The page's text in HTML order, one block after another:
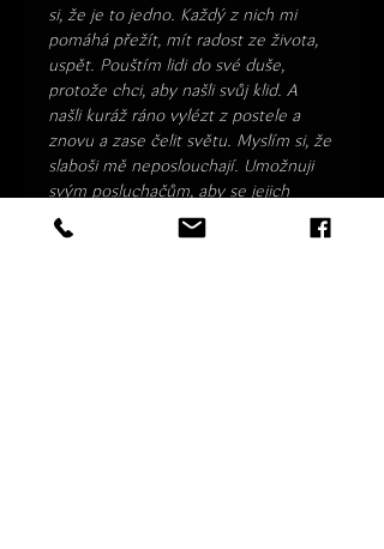
si, že je to jedno. Každý z nich mi
pomáhá přežít, mít radost ze života,
uspět. Pouštím lidi do své duše,
protože chci, aby našli svůj klid. A
našli kuráž ráno vylézt z postele a
znovu a zase čelit světu. Myslím si, že
slaboši mě neposlouchají. Umožnuji
svým posluchačům, aby se jejich
energie a emoce propojily s ostatními
lidmi v sále. Když vyprodaný sál sdílí